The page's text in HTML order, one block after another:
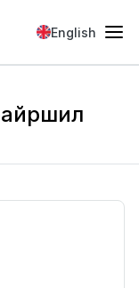
English